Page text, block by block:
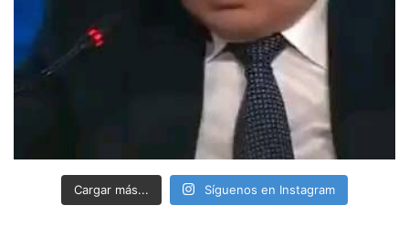
Cargar más... Síguenos en Instagram